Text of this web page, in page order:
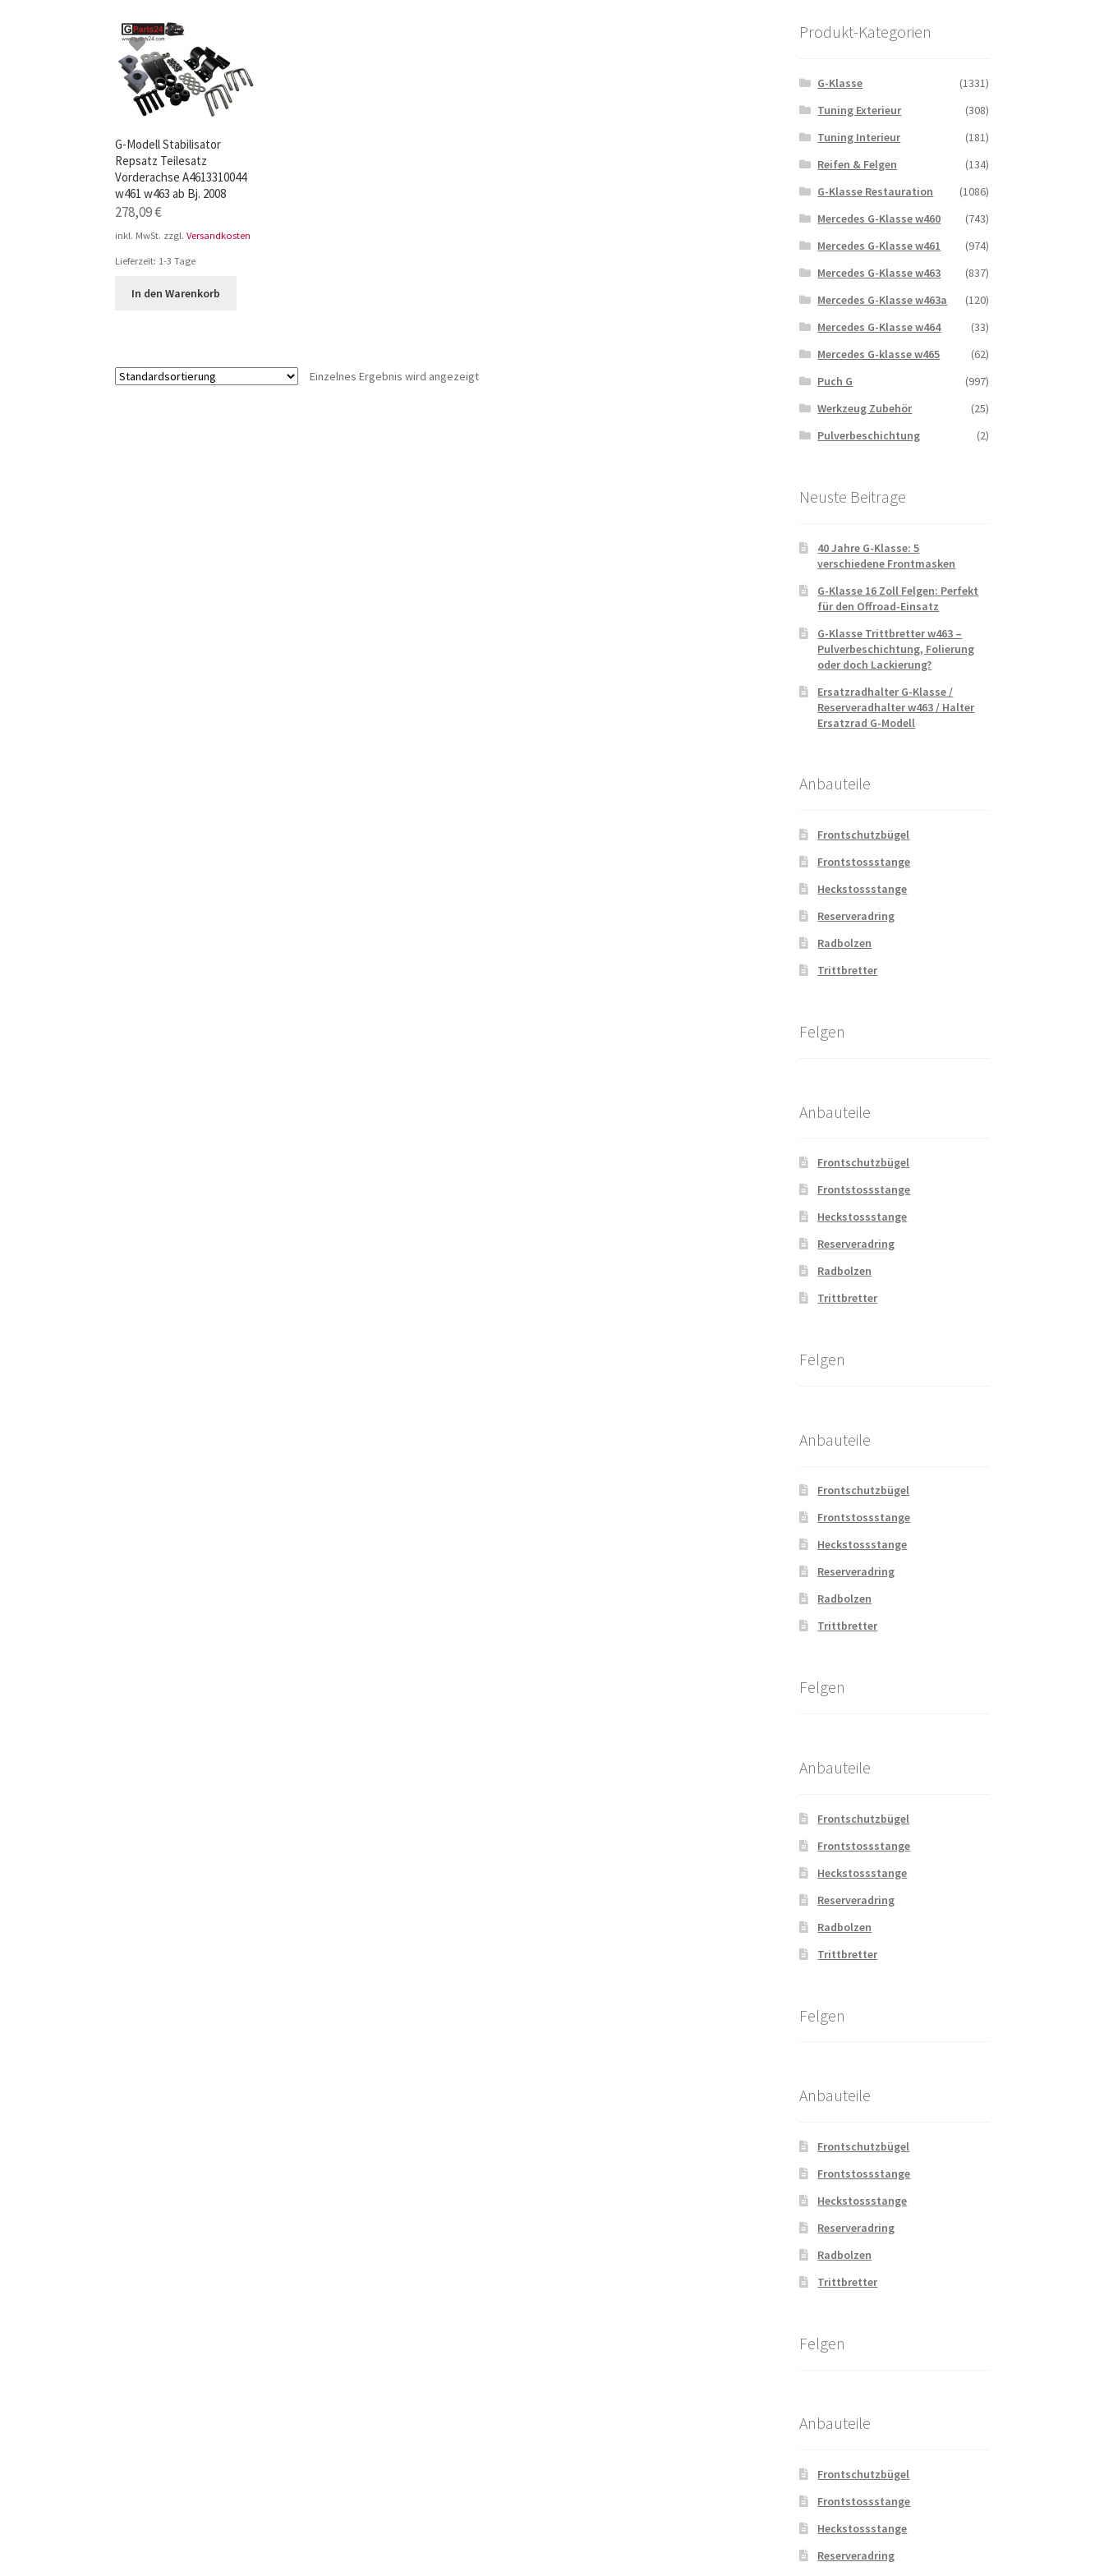
TOP-Seller: G-Klasse Trittbretter schwarz für den w463
Impressum
G-Modell Stabilisator
Repsatz Teilesatz
Vorderachse A4613310044
w461 w463 ab Bj. 2008
278,09€
inkl. MwSt. zzgl.Versandkosten
Lieferzeit: 1-3 Tage
In den Warenkorb
Einzelnes Ergebnis wird angezeigt
Produkt-Kategorien
G-Klasse
(1331)
Tuning Exterieur
(308)
Tuning Interieur
(181)
Reifen & Felgen
(134)
G-Klasse Restauration
(1086)
Mercedes G-Klasse w460
(743)
Mercedes G-Klasse w461
(974)
Mercedes G-Klasse w463
(837)
Mercedes G-Klasse w463a
(120)
Mercedes G-Klasse w464
(33)
Mercedes G-klasse w465
(62)
Puch G
(997)
Werkzeug Zubehör
(25)
Pulverbeschichtung
(2)
Neuste Beitrage
40 Jahre G-Klasse: 5
verschiedene Frontmasken
G-Klasse 16 Zoll Felgen: Perfekt
für den Offroad-Einsatz
G-Klasse Trittbretter w463 –
Pulverbeschichtung, Folierung
oder doch Lackierung?
Ersatzradhalter G-Klasse /
Reserveradhalter w463 / Halter
Ersatzrad G-Modell
Anbauteile
Frontschutzbügel
Frontstossstange
Heckstossstange
Reserveradring
Radbolzen
Trittbretter
Felgen
Anbauteile
Frontschutzbügel
Frontstossstange
Heckstossstange
Reserveradring
Radbolzen
Trittbretter
Felgen
Anbauteile
Frontschutzbügel
Frontstossstange
Heckstossstange
Reserveradring
Radbolzen
Trittbretter
Felgen
Anbauteile
Frontschutzbügel
Frontstossstange
Heckstossstange
Reserveradring
Radbolzen
Trittbretter
Felgen
Anbauteile
Frontschutzbügel
Frontstossstange
Heckstossstange
Reserveradring
Radbolzen
Trittbretter
Felgen
Anbauteile
Frontschutzbügel
Frontstossstange
Heckstossstange
Reserveradring